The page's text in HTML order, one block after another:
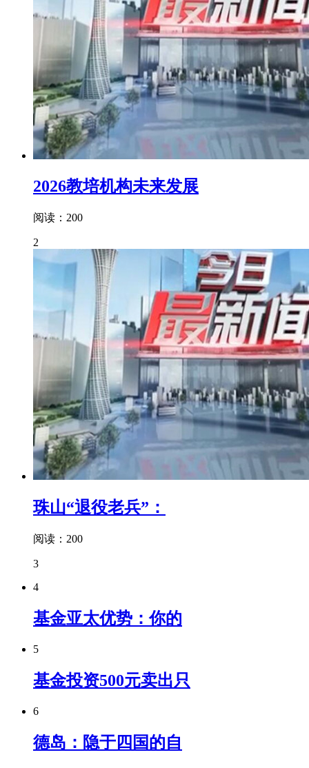
2026教培机构未来发展
阅读：200
2
珠山“退役老兵”：
阅读：200
3
4
基金亚太优势：你的
5
基金投资500元卖出只
6
德岛：隐于四国的自